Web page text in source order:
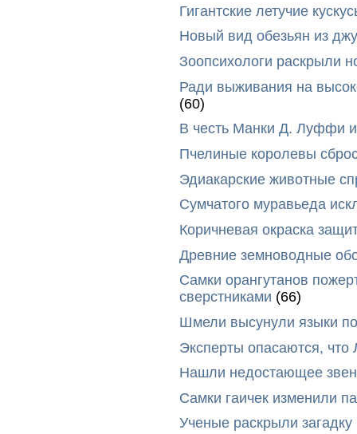
Гигантские летучие
Новый вид обезьян из
Зоопсихологи раскрыли
Ради выживания на
(60)
В честь Манки Д. Луффи
Пчелиные королевы
Эдиакарские животные
Сумчатого муравьеда
Коричневая окраска
Древние земноводные
Самки орангутанов
сверстниками (66)
Шмели высунули языки
Эксперты опасаются,
Нашли недостающее
Самки гаичек изменили
Ученые раскрыли загадку